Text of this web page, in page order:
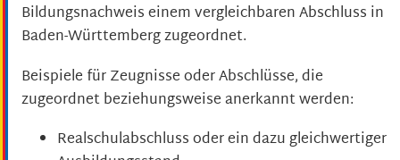
Bildungsnachweis einem vergleichbaren Abschluss in
Baden-Württemberg zugeordnet.
Beispiele für Zeugnisse oder Abschlüsse, die
zugeordnet beziehungsweise anerkannt werden:
Realschulabschluss oder ein dazu gleichwertiger